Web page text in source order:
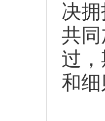
决
共
过
和